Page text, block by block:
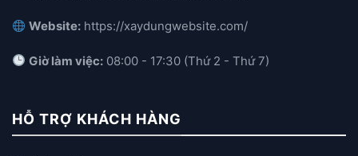
Website: https://xaydungwebsite.com/
Giờ làm việc: 08:00 - 17:30 (Thứ 2 - Thứ 7)
HỖ TRỢ KHÁCH HÀNG